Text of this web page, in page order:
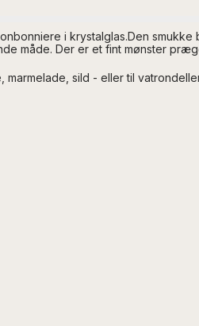
i krystalglas.Den
måde. Der er et fint mønster
sild - eller til